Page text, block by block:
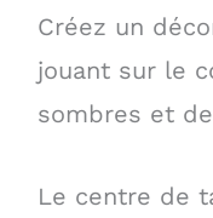
Créez un
jouant sur le
sombres et
Le centre de